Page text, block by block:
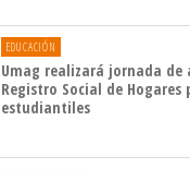
EDUCACIÓN
Umag realizará jornada de
Registro Social de Hogares
estudiantiles